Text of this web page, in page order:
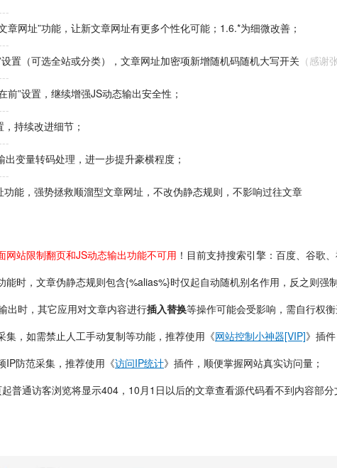
章网址”功能，让新文章网址有更多个性化可能；1.6.*为细微改善；
置（可选全站或分类），文章网址加密项新增随机码随机大写开关 （感谢
前”设置，继续增强JS动态输出安全性；
持续改进细节；
变量转码处理，进一步提升豪横程度；
能，强势拯救顺溜型文章网址，不改伪静态规则，不影响过往文章
网站限制翻页和JS动态输出功能不可用 ！目前支持搜索引擎：百度、谷歌
能时，文章伪静态规则包含{%alias%}时仅起自动随机别名作用，反之则强
出时，其它应用对文章内容进行插入替换等操作可能会受影响，需自行权
集，如需禁止人工手动复制等功能，推荐使用《网站控制小神器[VIP]》插件
IP防范采集，推荐使用《访问IP统计》插件 ，顺便掌握网站真实访问量 ；
普通访客浏览将显示404，10月1日以后的文章查看源代码看不到内容部分